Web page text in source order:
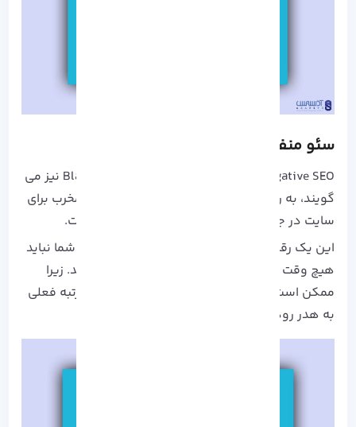
سئو منفی یا Negative SEO چیست؟
Negative SEO که گاهی اوقات به آن Black Hat SEO نیز می
گویند، به روش های استفاده از هرگونه تاکتیک مخرب برای
سایت در جهت از بین بردن رتبه شما در گوگل است.
این یک رقابت سیاه در مارکتینگ به شمار می آید، شما نباید
هیچ وقت خودتان را دور از حملات سئو منفی بینید. زیرا
ممکن است بسیار ناگهانی زحمات تان برای کسب رتبه فعلی
به هدر رود.